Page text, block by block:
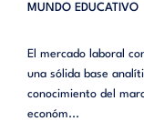
MUNDO EDUCATIVO
El mercado laboral
una sólida base
conocimiento del
económ...